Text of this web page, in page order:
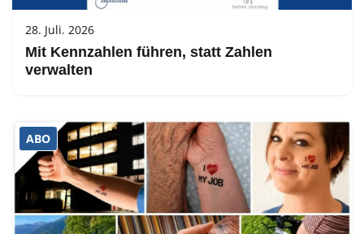
28. Juli. 2026
Mit Kennzahlen führen, statt Zahlen
verwalten
ABO